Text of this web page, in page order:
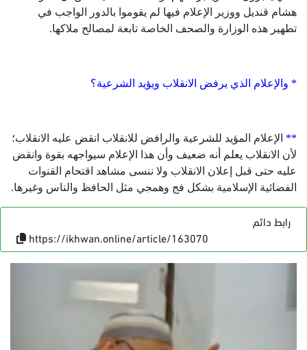
هشام قنديل ووزير الإعلام فيها لم يقوموا بالدور الواجب في
تطهير هذه الوزارة والصحف الخاصة تابعة لمصالح ملاكها.
* والإعلام الذي يرفض الانقلاب ويؤيد الشرعية؟
** الإعلام المؤيد للشرعية والرافض للانقلاب انقض عليه الانقلاب؛
لأن الانقلاب يعلم أنه ضعيف وأن هذا الإعلام سيواجهه بقوة وانقض
عليه حتى قبل إعلان الانقلاب ولا ننسى مشاهد اقتحام القنوات
الفضائية الإسلامية بشكل فج وهمجي مثل الحافظ والناس وغيرها.
رابط دائم
https://ikhwan.online/article/163070